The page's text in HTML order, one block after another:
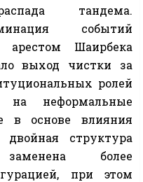
тандема.
событий
Шаирбека
выход чистки за
ролей
на неформальные
в основе влияния
структура
более
при этом